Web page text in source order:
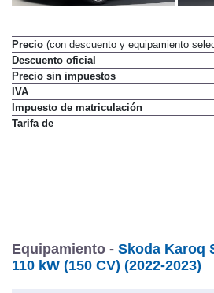
Precio(con descuento y equipamiento
Descuento oficial
Precio sin impuestos
IVA
Impuesto de matriculación
Equipamiento -Skoda Karoq
110 kW (150 CV) (2022-2023)